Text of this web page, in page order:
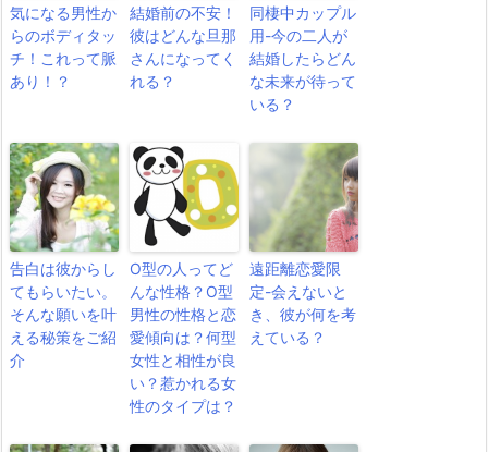
気になる男性か
らのボディタッ
チ！これって脈
あり！？
結婚前の不安！
彼はどんな旦那
さんになってく
れる？
同棲中カップル
用-今の二人が
結婚したらどん
な未来が待って
いる？
告白は彼からし
てもらいたい。
そんな願いを叶
える秘策をご紹
介
O型の人ってど
んな性格？O型
男性の性格と恋
愛傾向は？何型
女性と相性が良
い？惹かれる女
性のタイプは？
遠距離恋愛限
定-会えないと
き、彼が何を考
えている？